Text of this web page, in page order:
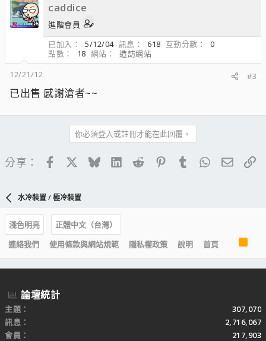
caddice
進階會員
已加入
5/12/04 訊息 618 互動分數
0
點數
18 網站
造訪網站
12/21/12
#3
已出售 感謝滄者~~
你必須登入或註冊才能在此回覆。
分享： FacebookBlueskyLinkedIn
Reddit PinterestTumblrWhatsApp
電子
水冷裝置 / 極冷裝置
淺色明亮
正體中文（台灣）
連絡我們
使用條款與網站規範 隱私權政策 說明 首頁
S
論壇統計
主題
307,070
訊息
2,716,067
會員
217,903